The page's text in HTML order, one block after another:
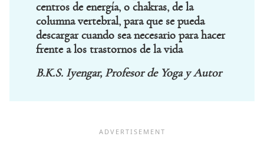
centros de energía, o chakras, de la
columna vertebral, para que se pueda
descargar cuando sea necesario para hacer
frente a los trastornos de la vida
B.K.S. Iyengar, Profesor de Yoga y Autor